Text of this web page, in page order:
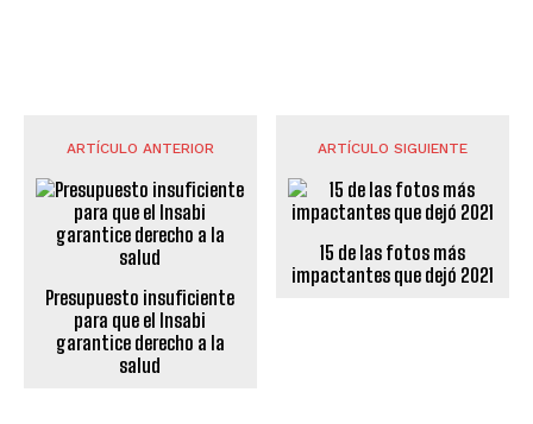
ARTÍCULO ANTERIOR
Presupuesto insuficiente
para que el Insabi
garantice derecho a la
salud
ARTÍCULO SIGUIENTE
15 de las fotos más
impactantes que dejó 2021